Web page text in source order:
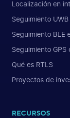
Localización en
Seguimiento
Seguimiento BLE
Seguimiento
Qué es RTLS
Proyectos de
RECURSOS